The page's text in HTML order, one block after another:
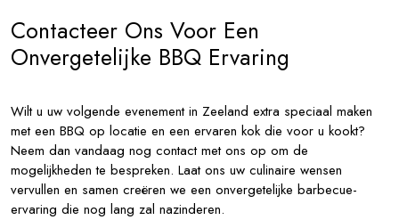
Contacteer Ons Voor Een
Onvergetelijke BBQ Ervaring
Wilt u uw volgende evenement in Zeeland extra speciaal maken
met een BBQ op locatie en een ervaren kok die voor u kookt?
Neem dan vandaag nog contact met ons op om de
mogelijkheden te bespreken. Laat ons uw culinaire wensen
vervullen en samen creëren we een onvergetelijke barbecue-
ervaring die nog lang zal nazinderen.